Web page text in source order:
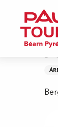
contenu
principal